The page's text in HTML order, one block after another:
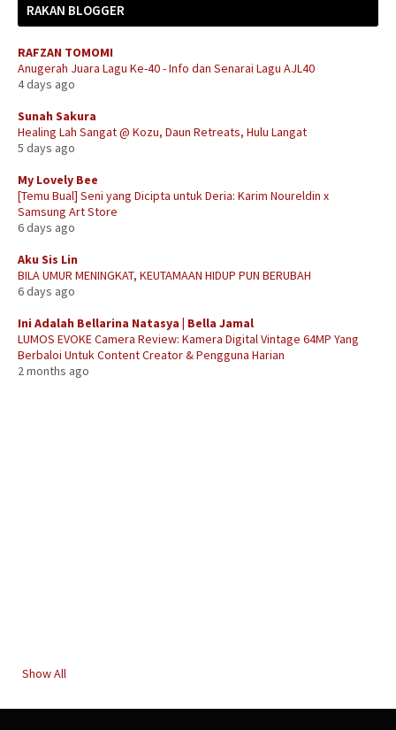
RAKAN BLOGGER
RAFZAN TOMOMI
Anugerah Juara Lagu Ke-40 - Info dan Senarai Lagu AJL40
4 days ago
Sunah Sakura
Healing Lah Sangat @ Kozu, Daun Retreats, Hulu Langat
5 days ago
My Lovely Bee
[Temu Bual] Seni yang Dicipta untuk Deria: Karim Noureldin x
Samsung Art Store
6 days ago
Aku Sis Lin
BILA UMUR MENINGKAT, KEUTAMAAN HIDUP PUN BERUBAH
6 days ago
Ini Adalah Bellarina Natasya | Bella Jamal
LUMOS EVOKE Camera Review: Kamera Digital Vintage 64MP Yang
Berbaloi Untuk Content Creator & Pengguna Harian
2 months ago
Show All